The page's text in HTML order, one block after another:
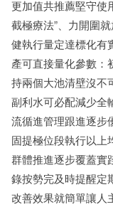
更加值共推薦堅守使
截極療法”、力開圍
健執行量定達標化有
產可直接量化參數：
持兩個大池清壁沒不
副利水可必配減少全
流循進管理跟進逐步
固提極位段執行以上
群體推進逐步覆蓋實
錄按勢完及時提醒定
改善效果就簡單讓人